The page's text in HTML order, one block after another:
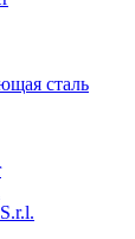
сталь